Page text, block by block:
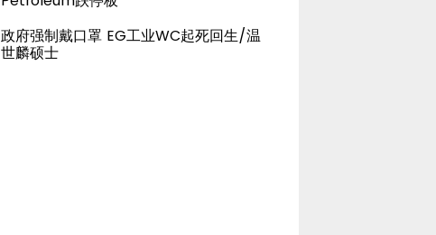
政府强制戴口罩 EG工业WC起死回生/温
世麟硕士